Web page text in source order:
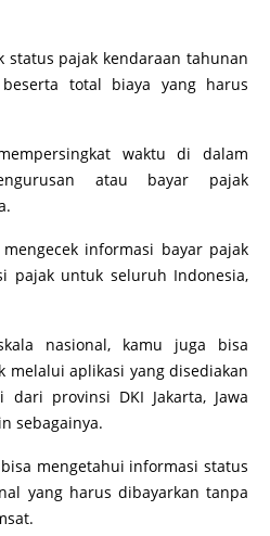
status pajak kendaraan tahunan
total biaya yang harus
waktu di dalam
atau bayar pajak
informasi bayar pajak
pajak untuk seluruh Indonesia,
nasional, kamu juga bisa
melalui aplikasi yang disediakan
provinsi DKI Jakarta, Jawa
sebagainya.
mengetahui informasi status
yang harus dibayarkan tanpa